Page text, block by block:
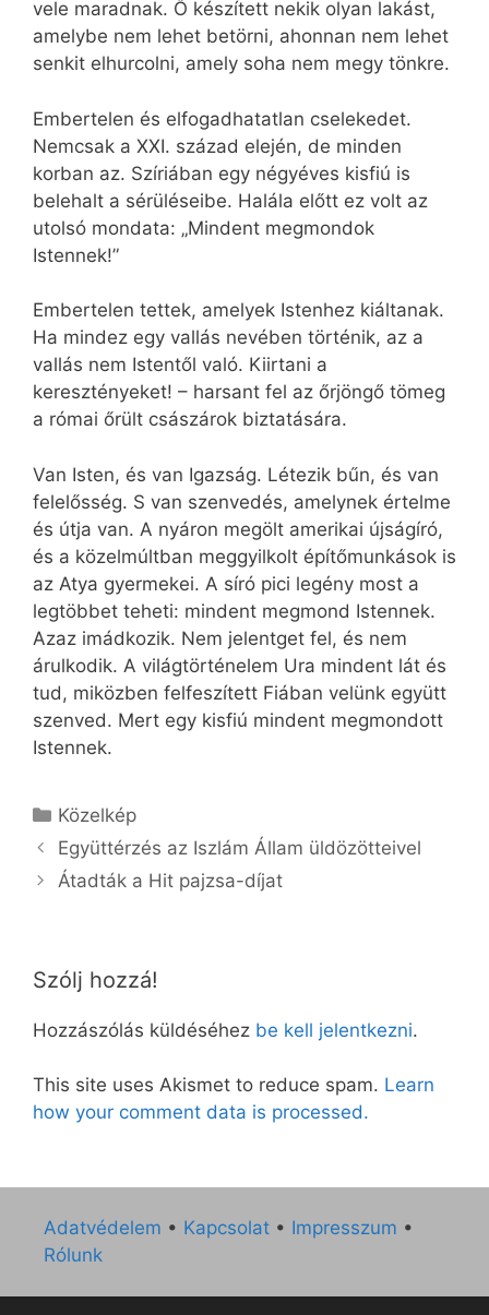
vele maradnak. Ő készített nekik olyan lakást,
amelybe nem lehet betörni, ahonnan nem lehet
senkit elhurcolni, amely soha nem megy tönkre.
Embertelen és elfogadhatatlan cselekedet.
Nemcsak a XXI. század elején, de minden
korban az. Szíriában egy négyéves kisfiú is
belehalt a sérüléseibe. Halála előtt ez volt az
utolsó mondata: „Mindent megmondok
Istennek!”
Embertelen tettek, amelyek Istenhez kiáltanak.
Ha mindez egy vallás nevében történik, az a
vallás nem Istentől való. Kiirtani a
keresztényeket! – harsant fel az őrjöngő tömeg
a római őrült császárok biztatására.
Van Isten, és van Igazság. Létezik bűn, és van
felelősség. S van szenvedés, amelynek értelme
és útja van. A nyáron megölt amerikai újságíró,
és a közelmúltban meggyilkolt építőmunkások is
az Atya gyermekei. A síró pici legény most a
legtöbbet teheti: mindent megmond Istennek.
Azaz imádkozik. Nem jelentget fel, és nem
árulkodik. A világtörténelem Ura mindent lát és
tud, miközben felfeszített Fiában velünk együtt
szenved. Mert egy kisfiú mindent megmondott
Istennek.
Kategória
Közelkép
Együttérzés az Iszlám Állam üldözötteivel
Átadták a Hit pajzsa-díjat
Szólj hozzá!
Hozzászólás küldéséhez be kell jelentkezni.
This site uses Akismet to reduce spam. Learn
how your comment data is processed.
Adatvédelem • Kapcsolat • Impresszum •
Rólunk